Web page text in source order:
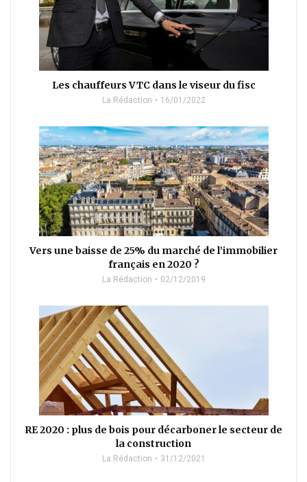
Les chauffeurs VTC dans le viseur du fisc
La Rédaction 16/01/2022
Vers une baisse de 25% du marché de l’immobilier
français en 2020 ?
La Rédaction 02/12/2019
RE 2020 : plus de bois pour décarboner le secteur de
la construction
La Rédaction 31/12/2021